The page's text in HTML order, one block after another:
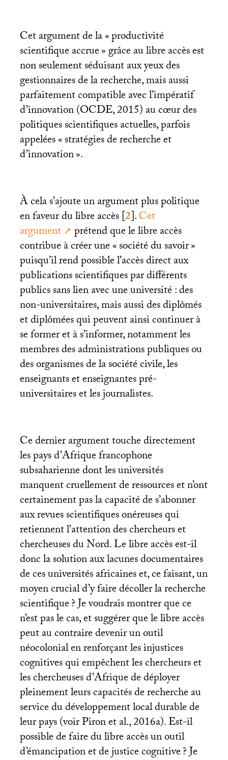
Cet argument de la «productivité
scientifique accrue» grâce au libre accès est
non seulement séduisant aux yeux des
gestionnaires de la recherche, mais aussi
parfaitement compatible avec l’impératif
d’innovation (OCDE, 2015) au cœur des
politiques scientifiques actuelles, parfois
appelées «stratégies de recherche et
d’innovation».
À cela s’ajoute un argument plus politique
en faveur du libre accès[2].Cet
argument
prétend que le libre accès
contribue à créer une «société du savoir»
puisqu’il rend possible l’accès direct aux
publications scientifiques par différents
publics sans lien avec une université : des
non-universitaires, mais aussi des diplômés
et diplômées qui peuvent ainsi continuer à
se former et à s’informer, notamment les
membres des administrations publiques ou
des organismes de la société civile, les
enseignants et enseignantes pré-
universitaires et les journalistes.
Ce dernier argument touche directement
les pays d’Afrique francophone
subsaharienne dont les universités
manquent cruellement de ressources et n’ont
certainement pas la capacité de s’abonner
aux revues scientifiques onéreuses qui
retiennent l’attention des chercheurs et
chercheuses du Nord. Le libre accès est-il
donc la solution aux lacunes documentaires
de ces universités africaines et, ce faisant, un
moyen crucial d’y faire décoller la recherche
scientifique? Je voudrais montrer que ce
n’est pas le cas, et suggérer que le libre accès
peut au contraire devenir un outil
néocolonial en renforçant les injustices
cognitives qui empêchent les chercheurs et
les chercheuses d’Afrique de déployer
pleinement leurs capacités de recherche au
service du développement local durable de
leur pays (voir Piron et al., 2016a). Est-il
possible de faire du libre accès un outil
d’émancipation et de justice cognitive? Je